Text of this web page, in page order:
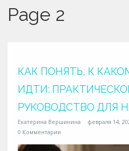
Page 2
КАК ПОНЯТЬ, К
ИДТИ:
РУКОВОДСТВО ДЛЯ
Екатерина Вершинина февраля 14,
0 Комментарии